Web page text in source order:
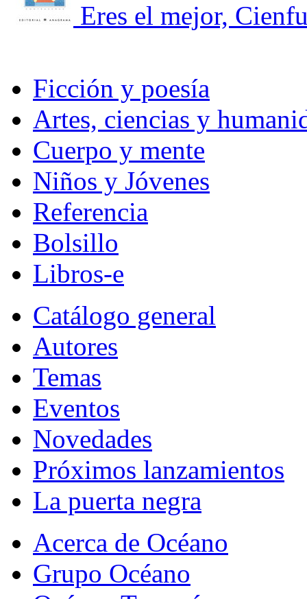
Eres el mejor,
Ficción y poesía
Artes, ciencias y
Cuerpo y mente
Niños y Jóvenes
Referencia
Bolsillo
Libros-e
Catálogo general
Autores
Temas
Eventos
Novedades
Próximos lanzamientos
La puerta negra
Acerca de Océano
Grupo Océano